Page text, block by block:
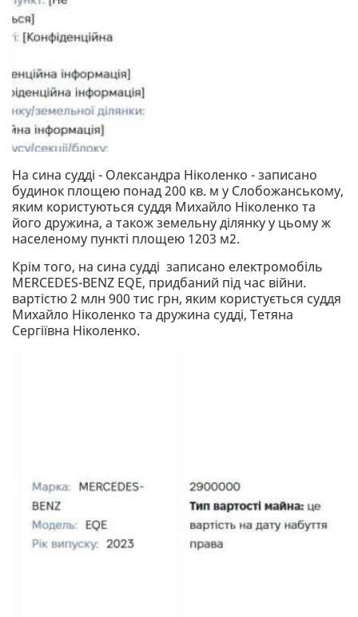
На сина судді - Олександра Ніколенко - записано
будинок площею понад 200 кв. м у Слобожанському,
яким користуються суддя Михайло Ніколенко та
його дружина, а також земельну ділянку у цьому ж
населеному пункті площею 1203 м2.
Крім того, на сина судді записано електромобіль
MERCEDES-BENZ EQE, придбаний під час війни.
вартістю 2 млн 900 тис грн, яким користується суддя
Михайло Ніколенко та дружина судді, Тетяна
Сергіївна Ніколенко.